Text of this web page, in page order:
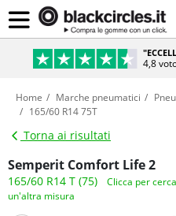
4,8
Home Marche pneumatici
165/60 R14 75T
Torna ai risultati
Semperit Comfort Life 2
165/60 R14 T (75)
Clicca per
un'altra misura